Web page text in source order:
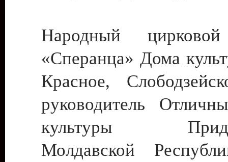
Народный цирковой
«Сперанца» Дома
Красное,
руководитель
культуры
Молдавской